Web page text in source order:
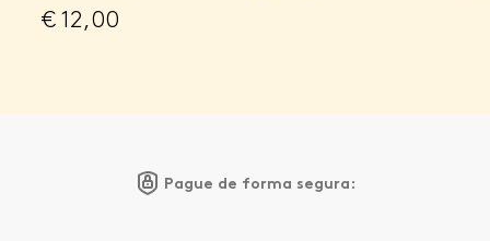
€12,00
Pague de forma segura: